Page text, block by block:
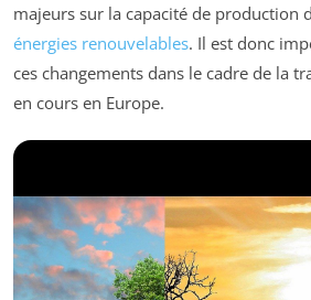
majeurs sur la capacité de production
énergies renouvelables. Il est donc
ces changements dans le cadre de la
en cours en Europe.